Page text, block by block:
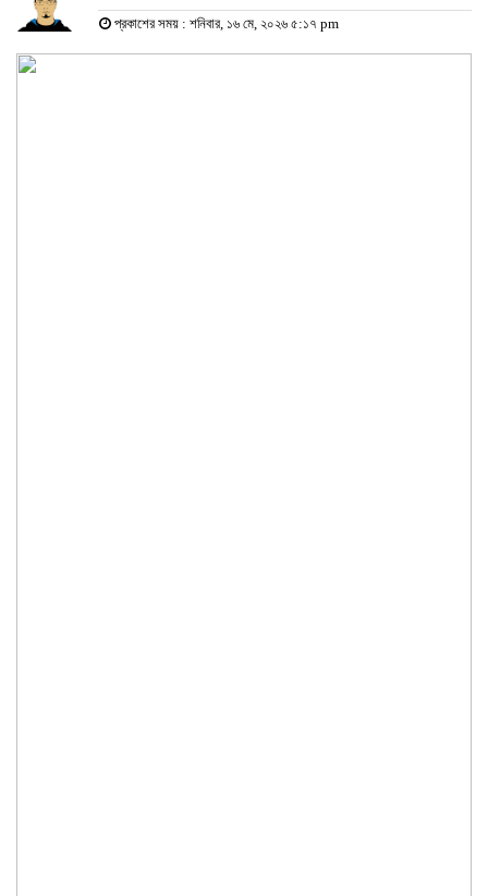
প্রকাশের সময় : শনিবার, ১৬ মে, ২০২৬ ৫:১৭ pm